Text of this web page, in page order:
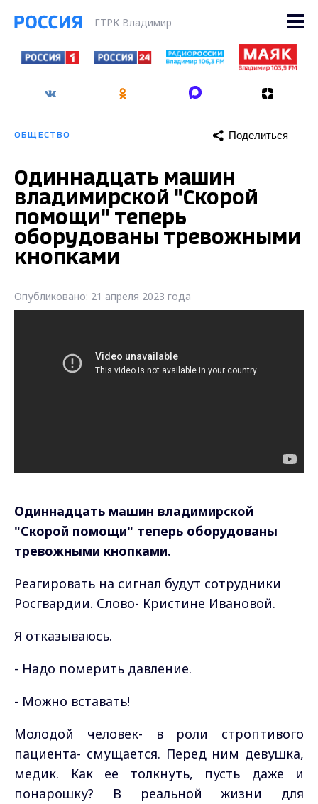
ГТРК Владимир
ОБЩЕСТВО Поделиться
Одиннадцать машин
владимирской "Скорой
помощи" теперь
оборудованы тревожными
кнопками
Опубликовано: 21 апреля 2023 года
Одиннадцать машин владимирской
"Скорой помощи" теперь оборудованы
тревожными кнопками.
Реагировать на сигнал будут сотрудники
Росгвардии. Слово- Кристине Ивановой.
Я отказываюсь.
- Надо померить давление.
- Можно вставать!
Молодой человек- в роли строптивого
пациента- смущается. Перед ним девушка,
медик. Как ее толкнуть, пусть даже и
понарошку? В реальной жизни для